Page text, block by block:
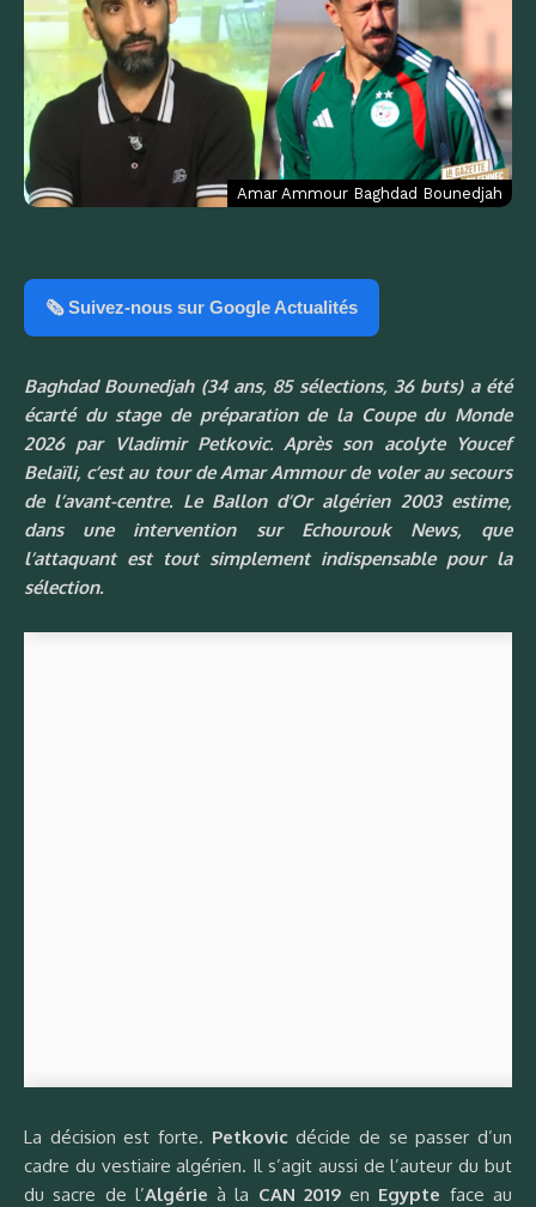
Amar Ammour Baghdad Bounedjah
🗞️ Suivez-nous sur Google Actualités
Baghdad Bounedjah (34 ans, 85 sélections, 36 buts) a été
écarté du stage de préparation de la Coupe du Monde
2026 par Vladimir Petkovic. Après son acolyte Youcef
Belaïli, c’est au tour de Amar Ammour de voler au secours
de l’avant-centre. Le Ballon d’Or algérien 2003 estime,
dans une intervention sur Echourouk News,que
l’attaquant est tout simplement indispensable pour la
sélection.
La décision est forte. Petkovic décide de se passer d’un
cadre du vestiaire algérien. Il s’agit aussi de l’auteur du but
du sacre de l’Algérie à la CAN 2019en Egypte face au